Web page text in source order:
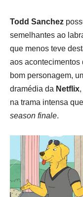
Todd Sanchez
semelhantes ao
que menos teve
aos acontecimentos
bom personagem,
dramédia da Netflix
na trama intensa
season finale.